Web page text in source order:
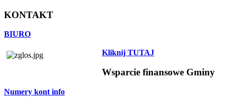
KONTAKT
BIURO
Kliknij TUTAJ
Wsparcie finansowe Gminy
Numery kont info